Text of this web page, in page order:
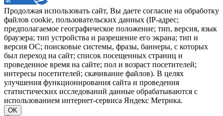
Продолжая использовать сайт, Вы даете согласие на обработку
файлов cookie, пользовательских данных (IP-адрес;
предполагаемое географическое положение; тип, версия, язык
браузера; тип устройства и разрешение его экрана; тип и
версия ОС; поисковые системы, фразы, баннеры, с которых
был переход на сайт; список посещенных страниц и
проведенное время на сайте; пол и возраст посетителей;
интересы посетителей; скачивание файлов). В целях
улучшения функционирования сайта и проведения
статистических исследований данные обрабатываются с
использованием интернет-сервиса Яндекс Метрика.
OK